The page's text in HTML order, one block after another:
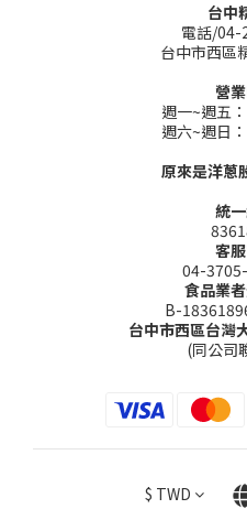
台中
電話/04-
台中市西區
營
週一~週五
週六~週日
原來是洋蔥
統
客
04-
食品業
B-
台中市西區台灣
(同公司
$ TWD